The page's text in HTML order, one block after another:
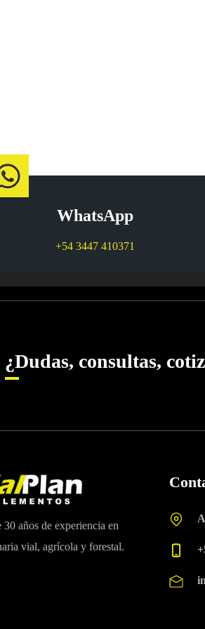
WhatsApp
+54 3447 410371
¿Dudas, consultas,
30 años de experiencia en
vial, agrícola y forestal.